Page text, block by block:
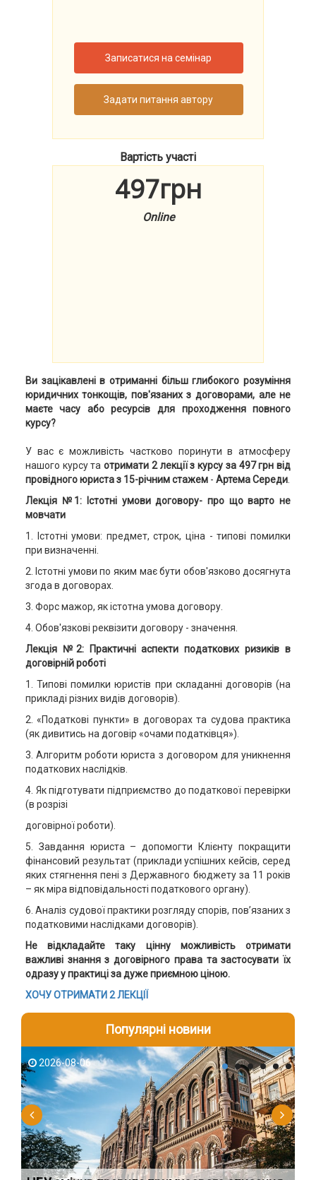
Записатися на семінар
Задати питання автору
Вартість участі
497грн
Online
Ви зацікавлені в отриманні більш глибокого розуміння
юридичних тонкощів, пов'язаних з договорами, але не
маєте часу або ресурсів для проходження повного
курсу?
У вас є можливість частково поринути в атмосферу
нашого курсу таотримати 2 лекції з курсу за 497 грн від
провідного юриста з 15-річним стажем- Артема Середи.
Лекція №1: Істотні умови договору- про що варто не
мовчати
1. Істотні умови: предмет, строк, ціна - типові помилки
при визначенні.
2. Істотні умови по яким має бути обов'язково досягнута
згода в договорах.
3. Форс мажор, як істотна умова договору.
4. Обов'язкові реквізити договору - значення.
Лекція №2: Практичні аспекти податкових ризиків в
договірній роботі
1. Типові помилки юристів при складанні договорів (на
прикладі різних видів договорів).
2. «Податкові пункти» в договорах та судова практика
(як дивитись на договір «очами податківця»).
3. Алгоритм роботи юриста з договором для уникнення
податкових наслідків.
4. Як підготувати підприємство до податкової перевірки
(в розрізі
договірної роботи).
5. Завдання юриста – допомогти Клієнту покращити
фінансовий результат (приклади успішних кейсів, серед
яких стягнення пені з Державного бюджету за 11 років
– як міра відповідальності податкового органу).
6. Аналіз судової практики розгляду спорів, пов’язаних з
податковими наслідками договорів).
Не відкладайте таку цінну можливість отримати
важливі знання з договірного права та застосувати їх
одразу у практиці за дуже приємною ціною.
ХОЧУ ОТРИМАТИ 2 ЛЕКЦІЇ
Популярні новини
2026-08-06